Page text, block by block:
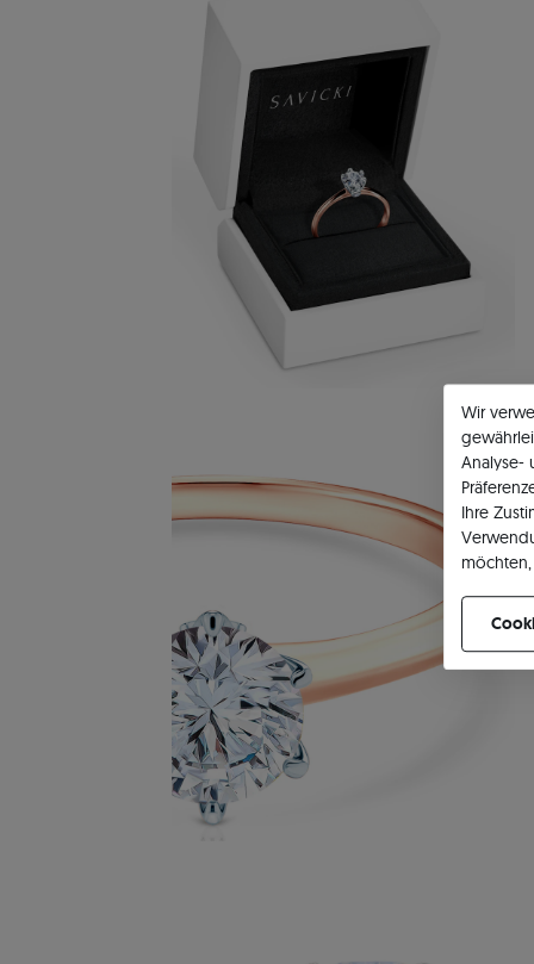
Wir
Analyse-
Ihre